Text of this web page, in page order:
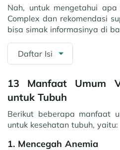
Nah, untuk mengetahui
Complex dan rekomendasi
bisa simak informasinya di
Daftar Isi
13 Manfaat Umum
untuk Tubuh
Berikut beberapa manfaat
untuk kesehatan tubuh, yaitu:
1. Mencegah Anemia